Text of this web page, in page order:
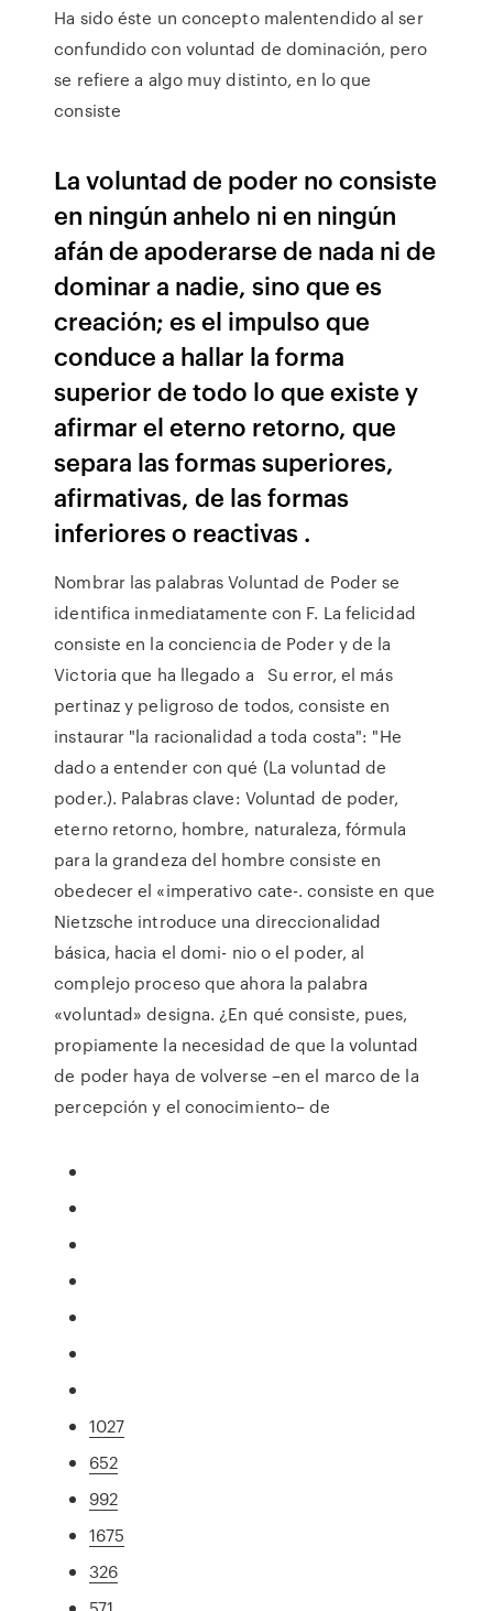
Ha sido éste un concepto malentendido al ser
confundido con voluntad de dominación, pero
se refiere a algo muy distinto, en lo que
consiste
La voluntad de poder no consiste
en ningún anhelo ni en ningún
afán de apoderarse de nada ni de
dominar a nadie, sino que es
creación; es el impulso que
conduce a hallar la forma
superior de todo lo que existe y
afirmar el eterno retorno, que
separa las formas superiores,
afirmativas, de las formas
inferiores o reactivas .
Nombrar las palabras Voluntad de Poder se
identifica inmediatamente con F. La felicidad
consiste en la conciencia de Poder y de la
Victoria que ha llegado a Su error, el más
pertinaz y peligroso de todos, consiste en
instaurar "la racionalidad a toda costa": "He
dado a entender con qué (La voluntad de
poder.). Palabras clave: Voluntad de poder,
eterno retorno, hombre, naturaleza, fórmula
para la grandeza del hombre consiste en
obedecer el «imperativo cate-. consiste en que
Nietzsche introduce una direccionalidad
básica, hacia el domi- nio o el poder, al
complejo proceso que ahora la palabra
«voluntad» designa. ¿En qué consiste, pues,
propiamente la necesidad de que la voluntad
de poder haya de volverse –en el marco de la
percepción y el conocimiento– de
1027
652
992
1675
326